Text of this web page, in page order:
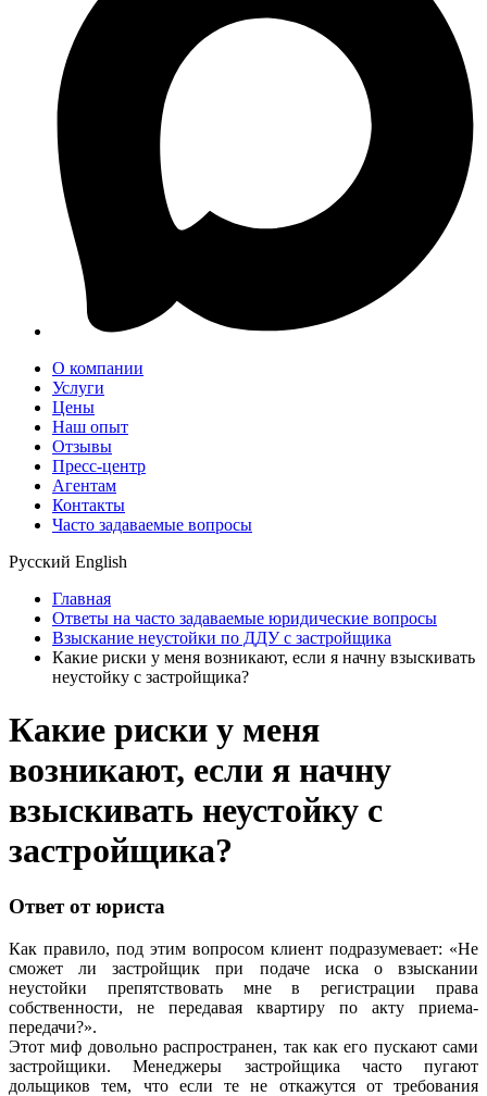
О компании
Услуги
Цены
Наш опыт
Отзывы
Пресс-центр
Агентам
Контакты
Часто задаваемые вопросы
Русский English
Главная
Ответы на часто задаваемые юридические вопросы
Взыскание неустойки по ДДУ с застройщика
Какие риски у меня возникают, если я начну взыскивать
неустойку с застройщика?
Какие риски у меня
возникают, если я начну
взыскивать неустойку с
застройщика?
Ответ от юриста
Как правило, под этим вопросом клиент подразумевает: «Не
сможет ли застройщик при подаче иска о взыскании
неустойки препятствовать мне в регистрации права
собственности, не передавая квартиру по акту приема-
передачи?».
Этот миф довольно распространен, так как его пускают сами
застройщики. Менеджеры застройщика часто пугают
дольщиков тем, что если те не откажутся от требования